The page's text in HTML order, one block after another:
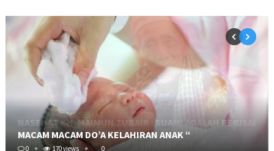
MACAM MACAM DO’A KELAHIRAN ANAK “
0 170 views 0